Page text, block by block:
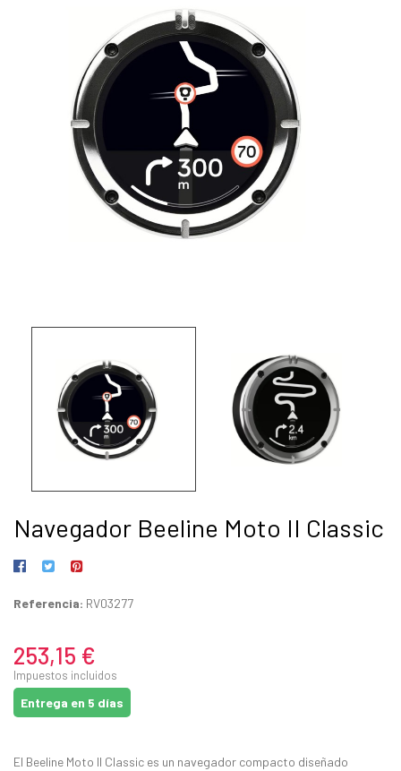
Navegador Beeline Moto II Classic
Referencia: RV03277
253,15 €
Impuestos incluidos
Entrega en 5 días
El Beeline Moto II Classic es un navegador compacto diseñado